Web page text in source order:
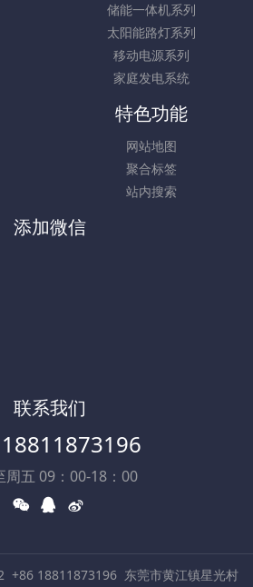
储能一体机系列
太阳能路灯系列
移动电源系列
家庭发电系统
特色功能
网站地图
聚合标签
站内搜索
添加微信
联系我们
周五 09：00-18：00
+86 18811873196 东莞市黄江镇星光村